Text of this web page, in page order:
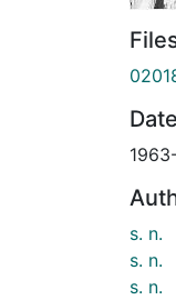
Date
s. n.
s. n.
s. n.